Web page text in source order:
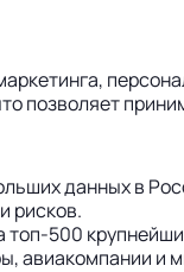
позволяет
данных в
рисков.
500
авиакомпании